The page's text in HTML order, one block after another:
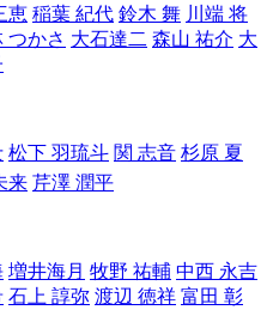
恵 稲葉 紀代 鈴木 舞 川端 将
つかさ 大石達二 森山 祐介 大
松下 羽琉斗 関 志音 杉原 夏
来 芹澤 潤平
増井海月 牧野 祐輔 中西 永吉
石上 諄弥 渡辺 徳祥 富田 彰